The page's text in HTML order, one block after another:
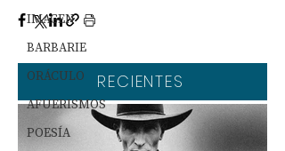
IMAGEN
BARBARIE
ORÁCULO
AFUERISMOS
POESÍA
RECIENTES